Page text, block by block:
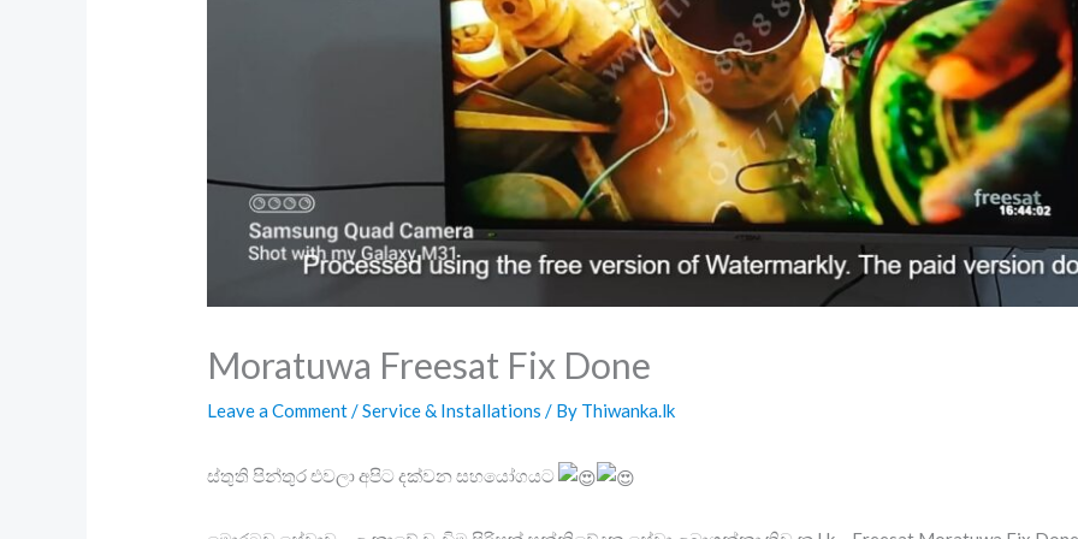
Moratuwa Freesat Fix Done
Leave a Comment/Service & Installations / By Thiwanka.lk
ස්තුති පින්තුර එවලා අපිට දක්වන සහයෝගයට